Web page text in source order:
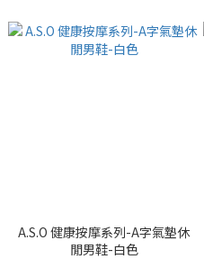
A.S.O 健康按摩系列-A字氣墊休
閒男鞋-白色